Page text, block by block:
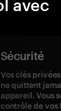
avec
Sécurité
Vos clés
ne quittent
appareil. Vous
contrôle de vos